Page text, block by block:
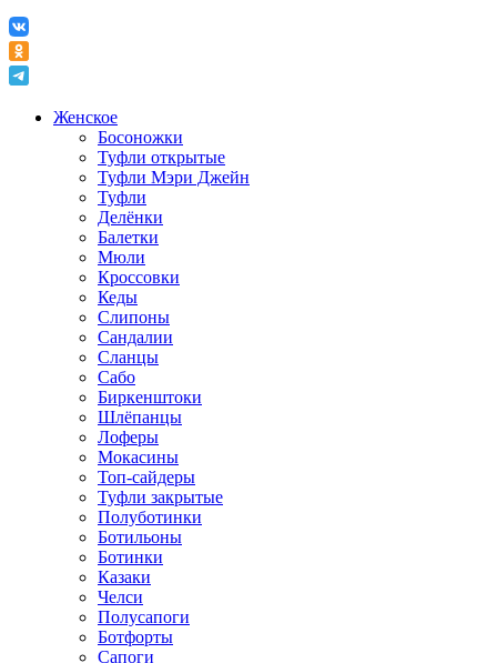
Женское
Босоножки
Туфли открытые
Туфли Мэри Джейн
Туфли
Делёнки
Балетки
Мюли
Кроссовки
Кеды
Слипоны
Сандалии
Сланцы
Сабо
Биркенштоки
Шлёпанцы
Лоферы
Мокасины
Топ-сайдеры
Туфли закрытые
Полуботинки
Ботильоны
Ботинки
Казаки
Челси
Полусапоги
Ботфорты
Сапоги